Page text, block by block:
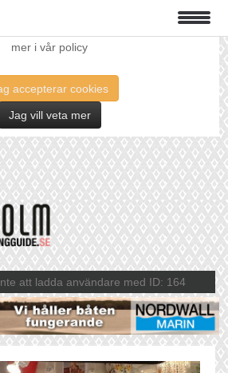
för att förbättra din upplevelse. Läs
mer i vår policy
accepterar cookies
Jag vill veta mer
att ladda användare med ID: 164